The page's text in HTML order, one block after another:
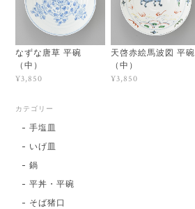
なずな唐草 平碗
（中）
¥3,850
天啓赤絵馬波図 平碗
（中）
¥3,850
カテゴリー
手塩皿
いげ皿
鍋
平丼・平碗
そば猪口